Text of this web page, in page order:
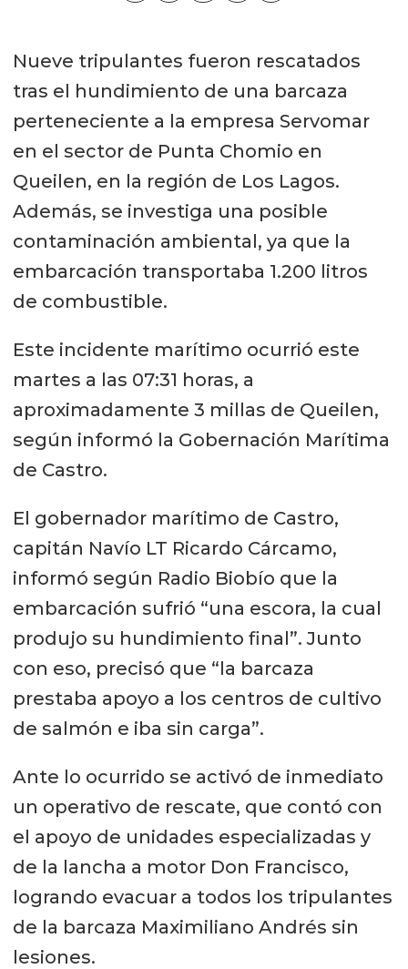
Nueve tripulantes fueron rescatados
tras el hundimiento de una barcaza
perteneciente a la empresa Servomar
en el sector de Punta Chomio en
Queilen, en la región de Los Lagos.
Además, se investiga una posible
contaminación ambiental, ya que la
embarcación transportaba 1.200 litros
de combustible.
Este incidente marítimo ocurrió este
martes a las 07:31 horas, a
aproximadamente 3 millas de Queilen,
según informó la Gobernación Marítima
de Castro.
El gobernador marítimo de Castro,
capitán Navío LT Ricardo Cárcamo,
informó según Radio Biobío que la
embarcación sufrió “una escora, la cual
produjo su hundimiento final”. Junto
con eso, precisó que “la barcaza
prestaba apoyo a los centros de cultivo
de salmón e iba sin carga”.
Ante lo ocurrido se activó de inmediato
un operativo de rescate, que contó con
el apoyo de unidades especializadas y
de la lancha a motor Don Francisco,
logrando evacuar a todos los tripulantes
de la barcaza Maximiliano Andrés sin
lesiones.